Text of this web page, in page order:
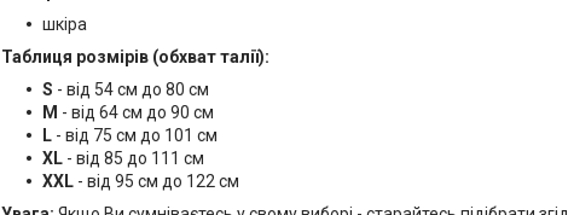
шкіра
Таблиця розмірів (обхват талії):
S - від 54 см до 80 см
М - від 64 см до 90 см
L - від 75 см до 101 см
XL - від 85 до 111 см
XXL - від 95 см до 122 см